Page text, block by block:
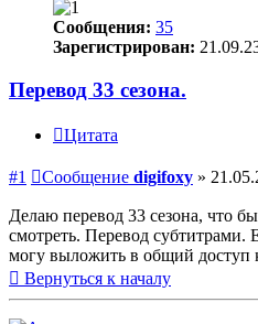
Сообщения: 35
Зарегистрирован:
Перевод 33 сезона.
Цитата
#1 Сообщение digifoxy »
Делаю перевод 33 сезона, что
смотреть. Перевод субтитрами.
могу выложить в общий доступ
Вернуться к началу